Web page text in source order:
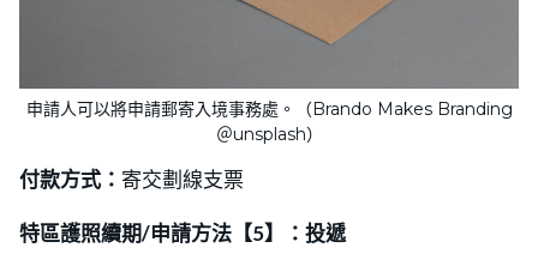
申請人可以將申請郵寄入境事務處。（Brando Makes Branding
＠unsplash）
付款方式： 寄交劃線支票
特區護照續期/申請方法【5】：投遞